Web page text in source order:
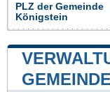
PLZ der Gemeinde
Königstein